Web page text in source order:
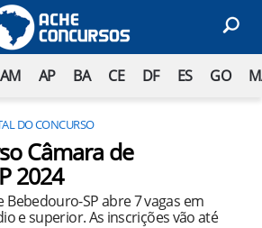
AM AP BA CE DF ES GO
DO CONCURSO
Câmara de
2024
Bebedouro-SP abre 7 vagas em
e superior. As inscrições vão até